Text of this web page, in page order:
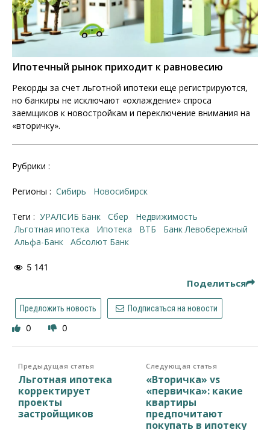
Ипотечный рынок приходит к равновесию
Рекорды за счет льготной ипотеки еще регистрируются,
но банкиры не исключают «охлаждение» спроса
заемщиков к новостройкам и переключение внимания на
«вторичку».
Рубрики :
Регионы : Сибирь Новосибирск
Теги : УРАЛСИБ Банк Сбер
недвижимость
льготная ипотека
ипотека ВТБ
Банк Левобережный
Альфа-Банк
Абсолют Банк
5 141
Поделиться
Предложить новость Подписаться на новости
0 0
Предыдущая статья
Льготная ипотека
корректирует
проекты
застройщиков
Следующая статья
«Вторичка» vs
«первичка»: какие
квартиры
предпочитают
покупать в ипотеку